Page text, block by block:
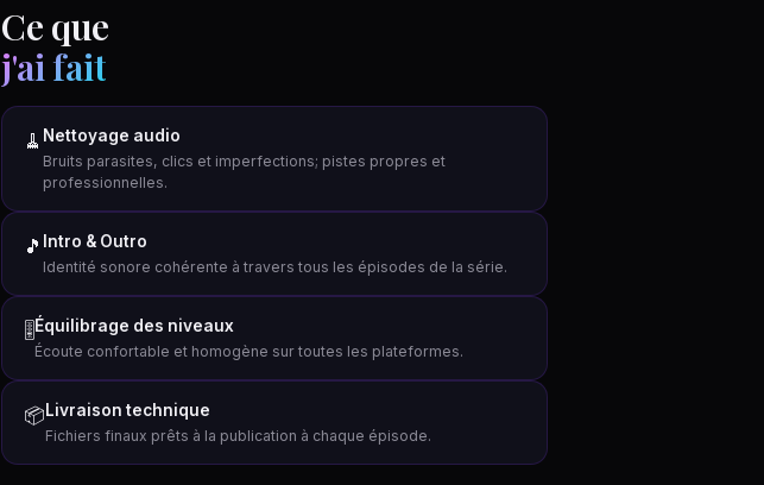
Ce que
j'ai fait
🧹 Nettoyage audio
Bruits parasites, clics et imperfections; pistes propres et
professionnelles.
🎵 Intro & Outro
Identité sonore cohérente à travers tous les épisodes de la série.
🎚️ Équilibrage des niveaux
Écoute confortable et homogène sur toutes les plateformes.
📦Livraison technique
Fichiers finaux prêts à la publication à chaque épisode.